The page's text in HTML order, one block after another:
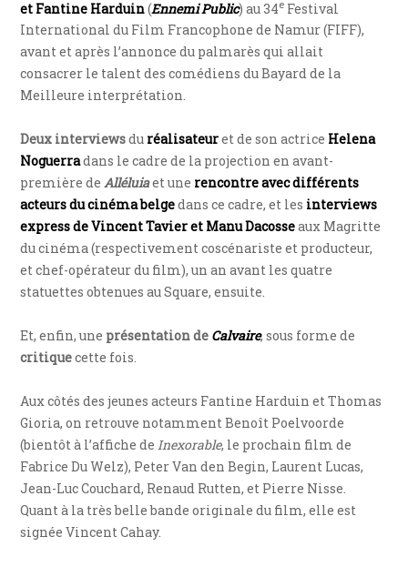
et Fantine Harduin(Ennemi Public) au 34e Festival
International du Film Francophone de Namur (FIFF),
avant et après l’annonce du palmarès qui allait
consacrer le talent des comédiens du Bayard de la
Meilleure interprétation.
Deux interviewsdu réalisateuret de son actrice Helena
Noguerradans le cadre de la projection en avant-
première deAlléluiaet une rencontre avec différents
acteurs du cinéma belgedans ce cadre, et les interviews
express de Vincent Tavier et Manu Dacosseaux Magritte
du cinéma (respectivement coscénariste et producteur,
et chef-opérateur du film), un an avant les quatre
statuettes obtenues au Square, ensuite.
Et, enfin, une présentation de Calvaire, sous forme de
critiquecette fois.
Aux côtés des jeunes acteurs Fantine Harduin et Thomas
Gioria, on retrouve notamment Benoît Poelvoorde
(bientôt à l’affiche deInexorable, le prochain film de
Fabrice Du Welz), Peter Van den Begin, Laurent Lucas,
Jean-Luc Couchard, Renaud Rutten, et Pierre Nisse.
Quant à la très belle bande originale du film, elle est
signée Vincent Cahay.